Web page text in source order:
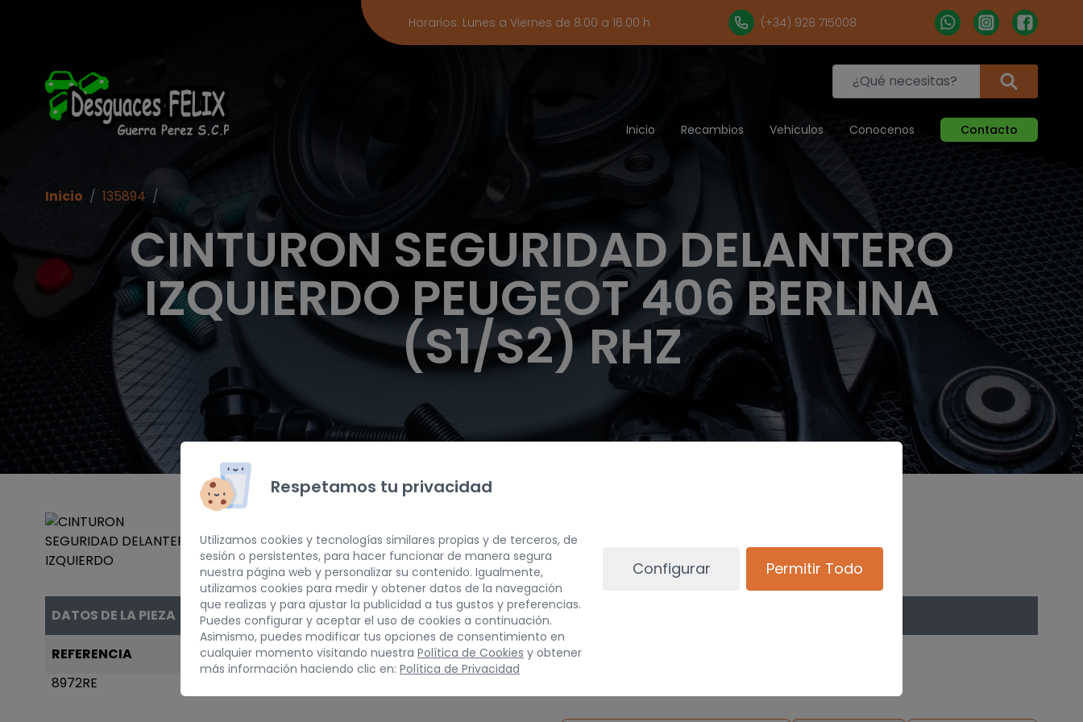
Horarios: Lunes a Viernes de 8.00 a 16.00 h (+34) 928 715008
Inicio Recambios Vehiculos Conocenos Contacto
CINTURON SEGURIDAD DELANTERO
IZQUIERDO PEUGEOT 406 BERLINA
(S1/S2) RHZ
Inicio / 135894 /
DATOS DE LA PIEZA
REFERENCIA
8972RE
AÑO
PESO
Respetamos tu privacidad
Utilizamos cookies y tecnologías similares propias y de terceros, de
sesión o persistentes, para hacer funcionar de manera segura
nuestra página web y personalizar su contenido. Igualmente,
utilizamos cookies para medir y obtener datos de la navegación
que realizas y para ajustar la publicidad a tus gustos y preferencias.
Puedes configurar y aceptar el uso de cookies a continuación.
Asimismo, puedes modificar tus opciones de consentimiento en
cualquier momento visitando nuestra Política de Cookies y obtener
más información haciendo clic en: Política de Privacidad
Configurar Permitir Todo